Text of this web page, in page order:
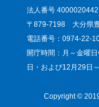
法人番号
〒879-7198 大分県
電話番号：0974-22-
開庁時間：月～金曜
日・および12月29日
Copyright ©